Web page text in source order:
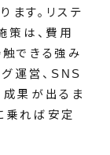
す。リステ
策は、費用
できる強み
運営、SNS
成果が出るま
乗れば安定